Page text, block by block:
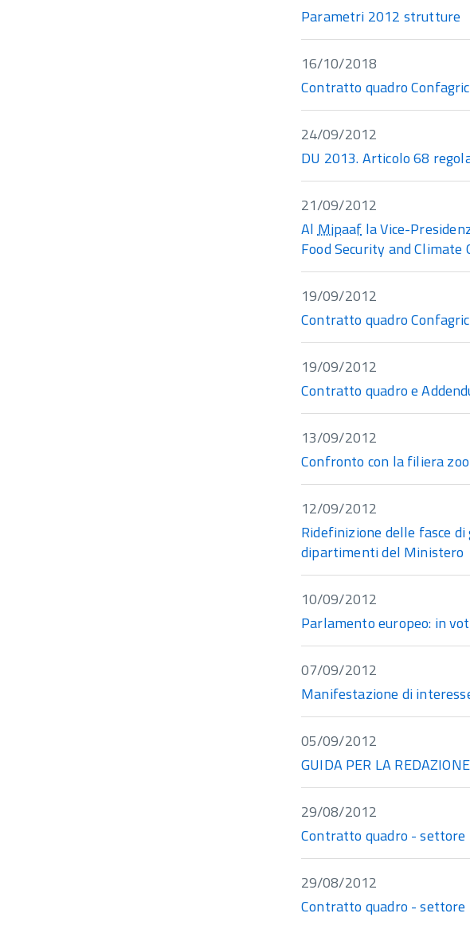
Parametri 2012 strutture
16/10/2018
Contratto quadro
24/09/2012
DU 2013. Articolo 68
21/09/2012
AlMipaaf la Vice-
Food Security and Climate
19/09/2012
Contratto quadro
19/09/2012
Contratto quadro e
13/09/2012
Confronto con la filiera
12/09/2012
Ridefinizione delle fasce
dipartimenti del Ministero
10/09/2012
Parlamento europeo: in
07/09/2012
Manifestazione di
05/09/2012
GUIDA PER LA
29/08/2012
Contratto quadro -
29/08/2012
Contratto quadro -